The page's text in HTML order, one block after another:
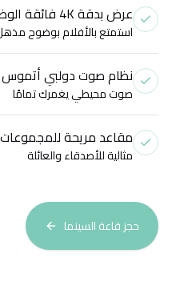
عرض بدقة 4K فائقة الوضوح
استمتع بالأفلام بوضوح
نظام صوت دولبي أتموس
صوت محيطي يغمرك تمامًا
مقاعد مريحة للمجموعات
مثالية للأصدقاء والعائلة
حجز قاعة السينما